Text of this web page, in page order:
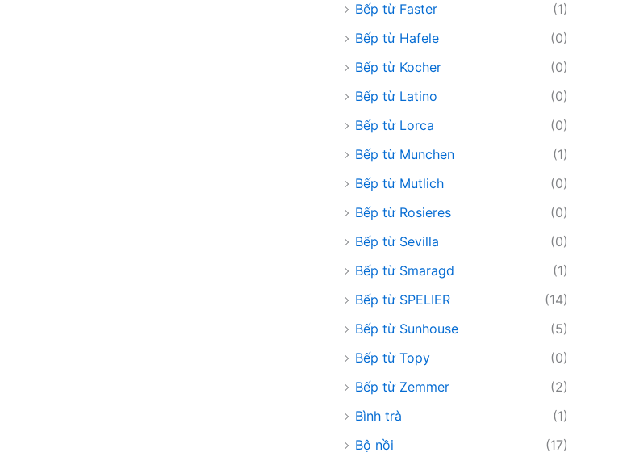
Bếp từ Faster
(1)
Bếp từ Hafele
(0)
Bếp từ Kocher
(0)
Bếp từ Latino
(0)
Bếp từ Lorca
(0)
Bếp từ Munchen
(1)
Bếp từ Mutlich
(0)
Bếp từ Rosieres
(0)
Bếp từ Sevilla
(0)
Bếp từ Smaragd
(1)
Bếp từ SPELIER
(14)
Bếp từ Sunhouse
(5)
Bếp từ Topy
(0)
Bếp từ Zemmer
(2)
Bình trà
(1)
Bộ nồi
(17)